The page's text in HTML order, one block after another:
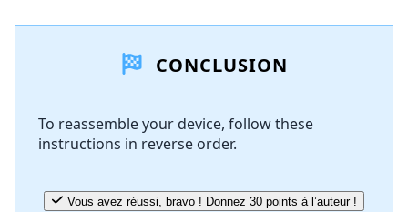
Ajouter un commentaire
Annuler Publier un commentaire
CONCLUSION
To reassemble your device, follow these
instructions in reverse order.
Vous avez réussi, bravo ! Donnez 30 points à l’auteur !